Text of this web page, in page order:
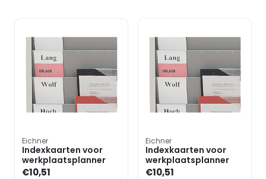
Eichner
Indexkaarten voor
werkplaatsplanner
€10,51
Eichner
Indexkaarten voor
werkplaatsplanner
€10,51